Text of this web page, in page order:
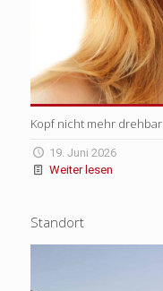
Kopf nicht mehr drehbar
19. Juni 2026
Weiter lesen
Standort